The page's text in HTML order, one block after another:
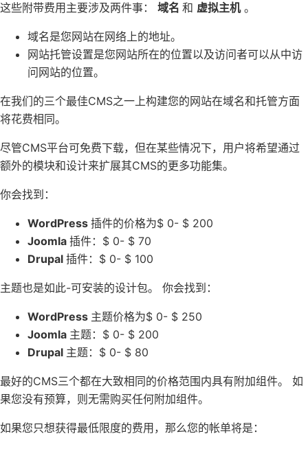
这些附带费用主要涉及两件事： 域名 和 虚拟主机。
域名是您网站在网络上的地址。
网站托管设置是您网站所在的位置以及访问者可以从中访
问网站的位置。
在我们的三个最佳CMS之一上构建您的网站在域名和托管方面
将花费相同。
尽管CMS平台可免费下载，但在某些情况下，用户将希望通过
额外的模块和设计来扩展其CMS的更多功能集。
你会找到：
WordPress 插件的价格为$ 0- $ 200
Joomla 插件：$ 0- $ 70
Drupal 插件：$ 0- $ 100
主题也是如此-可安装的设计包。 你会找到：
WordPress 主题价格为$ 0- $ 250
Joomla 主题：$ 0- $ 200
Drupal 主题：$ 0- $ 80
最好的CMS三个都在大致相同的价格范围内具有附加组件。 如
果您没有预算，则无需购买任何附加组件。
如果您只想获得最低限度的费用，那么您的帐单将是：